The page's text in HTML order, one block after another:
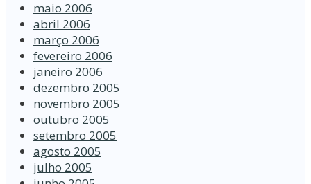
maio 2006
abril 2006
março 2006
fevereiro 2006
janeiro 2006
dezembro 2005
novembro 2005
outubro 2005
setembro 2005
agosto 2005
julho 2005